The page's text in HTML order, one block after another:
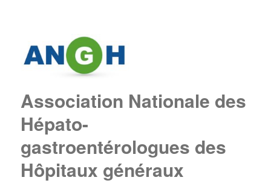
Association Nationale des
Hépato-
gastroentérologues des
Hôpitaux généraux